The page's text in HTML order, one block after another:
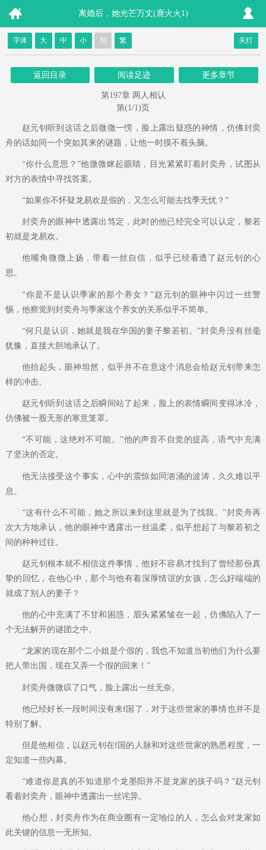
离婚后，她光芒万丈(鹿火火1)
字体 大 中 小 简 繁 关灯
返回目录 阅读足迹 更多章节
第197章 两人相认
第(1/1)页
赵元钊听到这话之后微微一愣，脸上露出疑惑的神情，仿佛封奕
舟的话如同一个突如其来的谜题，让他一时摸不着头脑。
“你什么意思？”他微微眯起眼睛，目光紧紧盯着封奕舟，试图从
对方的表情中寻找答案。
“如果你不怀疑龙易欢是假的，又怎么可能去找季无忧？”
封奕舟的眼神中透露出笃定，此时的他已经完全可以认定，黎若
初就是龙易欢。
他嘴角微微上扬，带着一丝自信，似乎已经看透了赵元钊的心
思。
“你是不是认识季家的那个养女？”赵元钊的眼神中闪过一丝警
惕，他察觉到封奕舟与季家这个养女的关系似乎不简单。
“何只是认识，她就是我在华国的妻子黎若初。”封奕舟没有丝毫
犹豫，直接大胆地承认了。
他抬起头，眼神坦然，似乎并不在意这个消息会给赵元钊带来怎
样的冲击。
赵元钊听到这话之后瞬间站了起来，脸上的表情瞬间变得冰冷，
仿佛被一股无形的寒意笼罩。
“不可能，这绝对不可能。”他的声音不自觉的提高，语气中充满
了坚决的否定。
他无法接受这个事实，心中的震惊如同汹涌的波涛，久久难以平
息。
“这有什么不可能，她之所以来到这里就是为了找我。”封奕舟再
次大方地承认，他的眼神中透露出一丝温柔，似乎想起了与黎若初之
间的种种过往。
赵元钊根本就不相信这件事情，他好不容易才找到了曾经那份真
挚的回忆，在他心中，那个与他有着深厚情谊的女孩，怎么好端端的
就成了别人的妻子？
他的心中充满了不甘和困惑，眉头紧紧皱在一起，仿佛陷入了一
个无法解开的谜团之中。
“龙家的现在那个二小姐是个假的，我也不知道当初他们为什么要
把人带出国，现在又弄一个假的回来！”
封奕舟微微叹了口气，脸上露出一丝无奈。
他已经好长一段时间没有来f国了，对于这些世家的事情也并不是
特别了解。
但是他相信，以赵元钊在f国的人脉和对这些世家的熟悉程度，一
定知道一些内幕。
“难道你是真的不知道那个龙墨阳并不是龙家的孩子吗？”赵元钊
看着封奕舟，眼神中透露出一丝诧异。
他心想，封奕舟作为在商业圈有一定地位的人，怎么会对龙家如
此关键的信息一无所知。